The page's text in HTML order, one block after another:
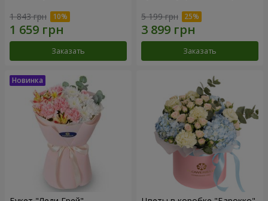
1 843 грн
Заказать
5 199 грн
Заказать